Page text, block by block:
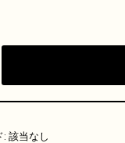
:該当なし